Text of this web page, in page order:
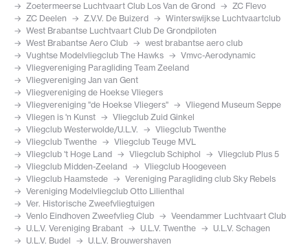
Zoetermeerse Luchtvaart Club Los Van de Grond
ZC Flevo
ZC Deelen
Z.V.V. De Buizerd
Winterswijkse Luchtvaartclub
West Brabantse Luchtvaart Club De Grondpiloten
West Brabantse Aero Club
west brabantse aero club
Vughtse Modelvliegclub The Hawks
Vmvc-Aerodynamic
Vliegvereniging Paragliding Team Zeeland
Vliegvereniging Jan van Gent
Vliegvereniging de Hoekse Vliegers
Vliegvereniging "de Hoekse Vliegers"
Vliegend Museum Seppe
Vliegen is 'n Kunst
Vliegclub Zuid Ginkel
Vliegclub Westerwolde/U.L.V.
Vliegclub Twenthe
Vliegclub Twenthe
Vliegclub Teuge MVL
Vliegclub 't Hoge Land
Vliegclub Schiphol
Vliegclub Plus 5
Vliegclub Midden-Zeeland
Vliegclub Hoogeveen
Vliegclub Haamstede
Vereniging Paragliding club Sky Rebels
Vereniging Modelvliegclub Otto Lilienthal
Ver. Historische Zweefvliegtuigen
Venlo Eindhoven Zweefvlieg Club
Veendammer Luchtvaart Club
U.L.V. Vereniging Brabant
U.L.V. Twenthe
U.L.V. Schagen
U.L.V. Budel
U.L.V. Brouwershaven